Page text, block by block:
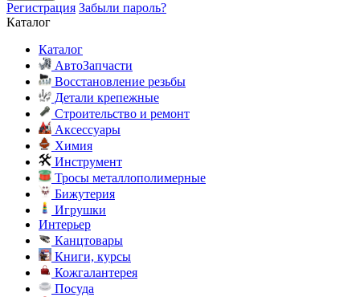
Регистрация Забыли пароль?
Каталог
Каталог
АвтоЗапчасти
Восстановление резьбы
Детали крепежные
Строительство и ремонт
Аксессуары
Химия
Инструмент
Тросы металлополимерные
Бижутерия
Игрушки
Интерьер
Канцтовары
Книги, курсы
Кожгалантерея
Посуда